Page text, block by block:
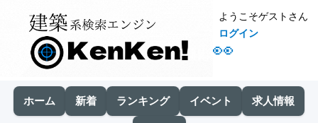
👀
ようこそゲストさん
ログイン
ホーム 新着 ランキング イベント 求人情報